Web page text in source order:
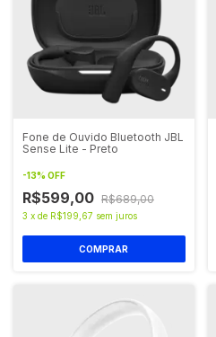
Fone de Ouvido Bluetooth JBL
Sense Lite - Preto
-13% OFF
R$599,00 R$689,00
3 x de R$199,67 sem juros